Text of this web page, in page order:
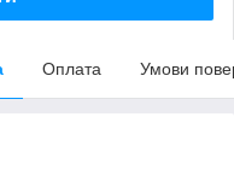
Оплата Умови